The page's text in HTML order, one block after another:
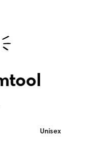
Unisex